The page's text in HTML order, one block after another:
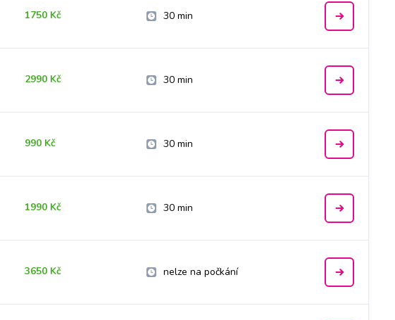
1750 Kč 30 min
2990 Kč 30 min
990 Kč 30 min
1990 Kč 30 min
3650 Kč nelze na počkání